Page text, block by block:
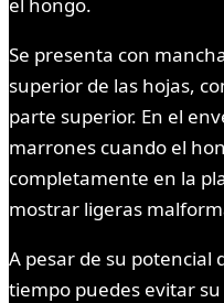
Se presenta con
superior de las hojas,
parte superior. En el
marrones cuando el
completamente en la
mostrar ligeras
A pesar de su potencial
tiempo puedes evitar